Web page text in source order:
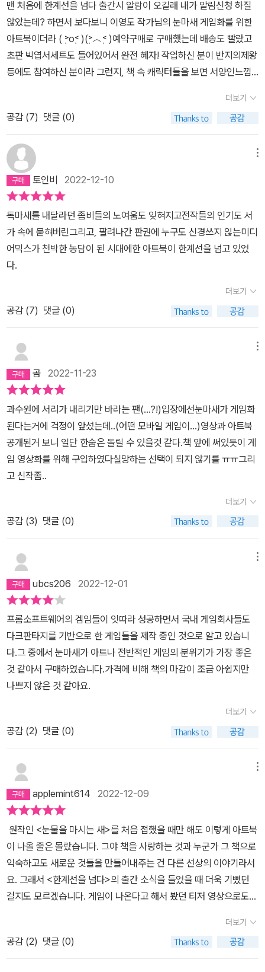
맨 처음에 한계선을 넘다 출간시 알람이 오길래 내가 알림신청 하질
않았는데? 하면서 보다보니 이영도 작가님의 눈마새 게임화를 위한
아트북이더라 ( ˃̣̣̣̣o˂̣̣̣̣ )(˃̣̣̣̣︿˂̣̣̣̣ )예약구매로 구매했는데 배송도 빨랐고
초판 빅엽서세트도 들어있어서 완전 혜자! 작업하신 분이 반지의제왕
등에도 참여하신 분이라 그런지, 책 속 캐릭터들을 보면 서양인느낌
성질을 띈 인간종 같이 생겼을거라 상상하면서 눈마새를 읽었는데,
내 상상과 비슷하게 디자인되어서 좋았다 😊 개인적으로 맘에 들었
던 케이건의 일러랑 울나라 초가집 등을 모티블 만든 집 설정일러를
올려본다 ㅎ
더보기
공감 (7) 댓글 (0)
토인비 2022-12-10
독마새를 내달라던 좀비들의 노여움도 잊혀지고전작들의 인기도 서
가 속에 묻혀버린그리고, 팔려나간 판권에 누구도 신경쓰지 읺는미디
어믹스가 천박한 농담이 된 시대에한 아트북이 한계선을 넘고 있었
다.
더보기
공감 (7) 댓글 (0)
곰 2022-11-23
과수원에 서리가 내리기만 바라는 팬(...?!)입장에선눈마새가 게임화
된다는거에 걱정이 앞섰는데..(어떤 모바일 게임이...)영상과 아트북
공개된거 보니 일단 한숨은 돌릴 수 있을것 같다.책 앞에 써있듯이 게
임 영상화를 위해 구입하였다실망하는 선택이 되지 않기를 ㅠㅠ그리
고 신작좀..
더보기
공감 (3) 댓글 (0)
ubcs206 2022-12-01
프롬소프트웨어의 겜임들이 잇따라 성공하면서 국내 게임회사들도
다크판타지를 기반으로 한 게임들을 제작 중인 것으로 알고 있습니
다.그 중에서 눈마새가 아트나 전반적인 게임의 분위기가 가장 좋은
것 같아서 구매하였습니다.가격에 비해 책의 마감이 조금 아쉽지만
나쁘지 않은 것 같아요.
더보기
공감 (2) 댓글 (0)
applemint614 2022-12-09
원작인 <눈물을 마시는 새>를 처음 접했을 때만 해도 이렇게 아트북
이 나올 줄은 몰랐습니다. 그야 책을 사랑하는 것과 누군가 그 책으로
익숙하고도 새로운 것들을 만들어내주는 건 다른 선상의 이야기라서
요. 그래서 <한계선을 넘다>의 출간 소식을 들었을 때 더욱 기뻤던
걸지도 모르겠습니다. 게임이 나온다고 해서 봤던 티저 영상으로도
그랬을 겁니다.표지만 봐도 설레지 않나요?예약 구매를 한 책이 언제
쯤 오려나 오매불망 기다리다 마주한 아트북의 첫인상은... '두껍고 끝
내준다...' 첫 감상 자체는 얄팍한 문장이었지만 이 아트북 속의 퀄리
더보기
공감 (2) 댓글 (0)